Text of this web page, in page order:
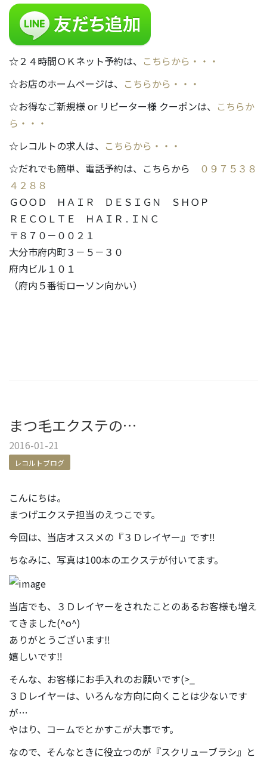
☆２４時間ＯＫネット予約は、 こちらから・・・
☆お店のホームページは、 こちらから・・・
☆お得なご新規様 or リピーター様 クーポンは、 こちらか
ら・・・
☆レコルトの求人は、 こちらから・・・
☆だれでも簡単、電話予約は、こちらから
０９７５３８
４２８８
ＧＯＯＤ ＨＡＩＲ ＤＥＳＩＧＮ ＳＨＯＰ
ＲＥＣＯＬＴＥ ＨＡＩＲ . ＩＮＣ
〒８７０－００２１
大分市府内町３－５－３０
府内ビル１０１
（府内５番街ローソン向かい）
まつ毛エクステの…
2016-01-21
レコルトブログ
こんにちは。
まつげエクステ担当のえつこです。
今回は、当店オススメの『３Ｄレイヤー』です‼
ちなみに、写真は100本のエクステが付いてます。
当店でも、３Ｄレイヤーをされたことのあるお客様も増え
てきました(^o^)
ありがとうございます‼
嬉しいです‼
そんな、お客様にお手入れのお願いです(>_
３Ｄレイヤーは、いろんな方向に向くことは少ないです
が…
やはり、コームでとかすこが大事です。
なので、そんなときに役立つのが『スクリューブラシ』と